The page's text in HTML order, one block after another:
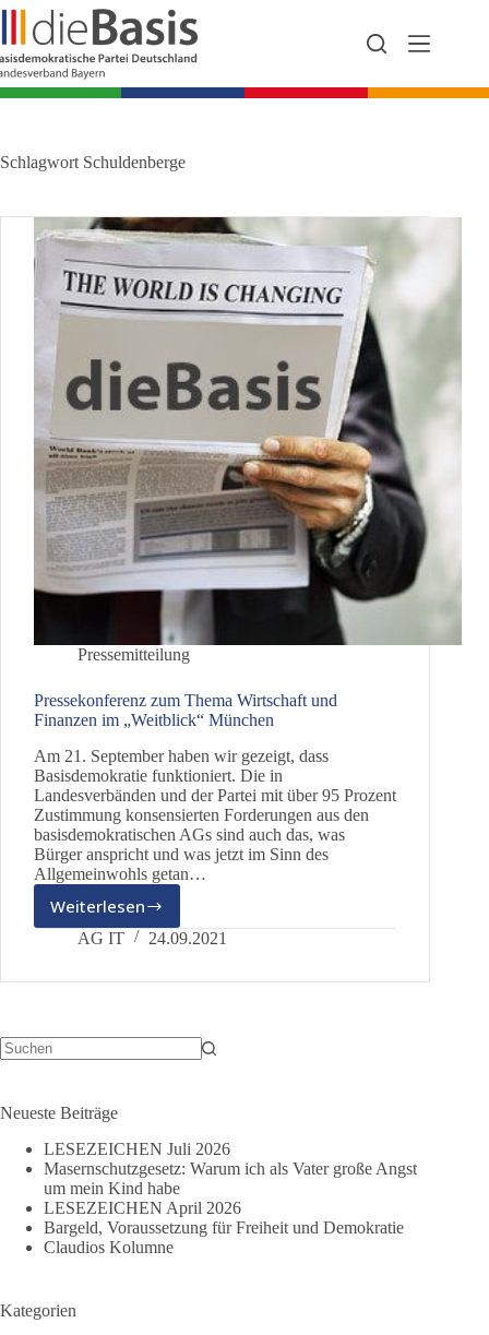
Zum
Inhalt
springen
Schlagwort Schuldenberge
Pressemitteilung
Pressekonferenz zum Thema Wirtschaft und
Finanzen im „Weitblick“ München
Am 21. September haben wir gezeigt, dass
Basisdemokratie funktioniert. Die in
Landesverbänden und der Partei mit über 95 Prozent
Zustimmung konsensierten Forderungen aus den
basisdemokratischen AGs sind auch das, was
Bürger anspricht und was jetzt im Sinn des
Allgemeinwohls getan…
WeiterlesenPressekonferenz
zum
Wirtschaft
AG IT 24.09.2021
Neueste Beiträge
LESEZEICHEN Juli 2026
Masernschutzgesetz: Warum ich als Vater große Angst
um mein Kind habe
LESEZEICHEN April 2026
Bargeld, Voraussetzung für Freiheit und Demokratie
Claudios Kolumne
Kategorien